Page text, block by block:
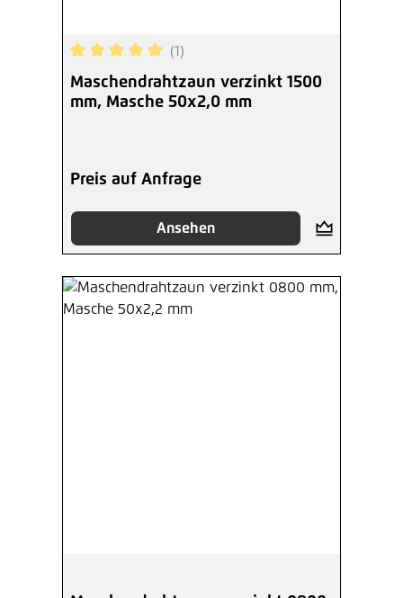
Durchschnittliche Bewertung von 5 von 5
(1)
Maschendrahtzaun verzinkt 1500
mm, Masche 50x2,0 mm
Preis auf Anfrage
Ansehen